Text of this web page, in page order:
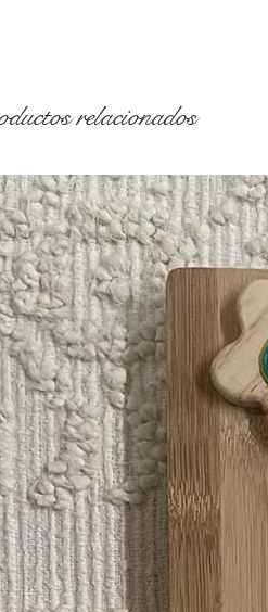
relacionados